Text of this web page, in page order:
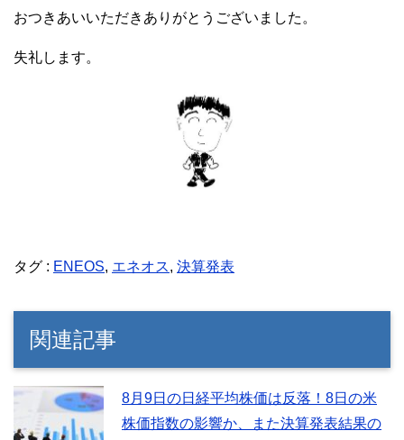
おつきあいいただきありがとうございました。
失礼します。
タグ : ENEOS, エネオス, 決算発表
関連記事
8月9日の日経平均株価は反落！8日の米
株価指数の影響か、また決算発表結果の